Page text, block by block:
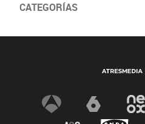
CATEGORÍAS